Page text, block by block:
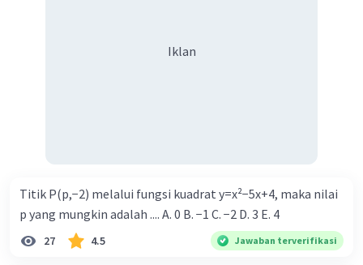
Iklan
Titik P(p,−2) melalui fungsi kuadrat y=x²−5x+4, maka nilai
p yang mungkin adalah .... A. 0 B. −1 C. −2 D. 3 E. 4
27 4.5 Jawaban terverifikasi